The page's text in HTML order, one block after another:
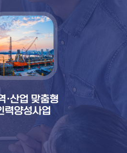
·산업 맞춤형
력양성사업